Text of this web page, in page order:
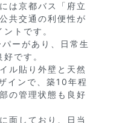
は京都バス「府立
共交通の利便性が
トです。
ーがあり、日常生
です。
ル貼り外壁と天然
インで、築10年程
の管理状態も良好
面しており、日当